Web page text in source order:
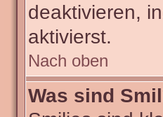
deaktivieren,
aktivierst.
Nach oben
Was sind